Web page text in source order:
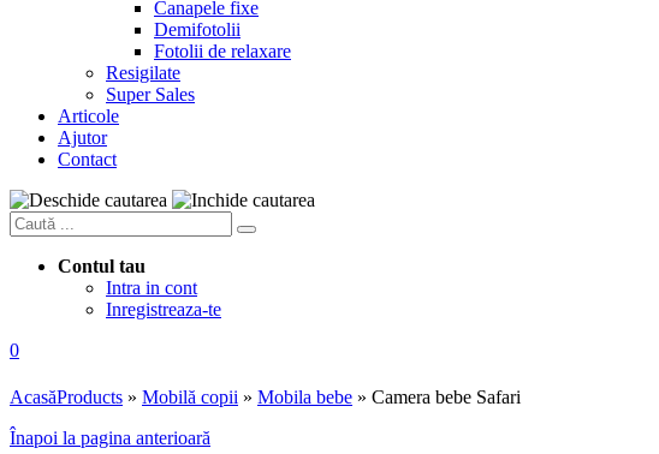
Canapele fixe
Demifotolii
Fotolii de relaxare
Resigilate
Super Sales
Articole
Ajutor
Contact
Contul tau
Intra in cont
Inregistreaza-te
0
AcasăProducts » Mobilă copii » Mobila bebe » Camera bebe Safari
Înapoi la pagina anterioară